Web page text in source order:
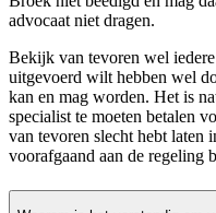
advocaat niet dragen.
Bekijk van tevoren wel
uitgevoerd wilt hebben wel
kan en mag worden. Het is
specialist te moeten betalen
van tevoren slecht hebt laten
voorafgaand aan de regeling